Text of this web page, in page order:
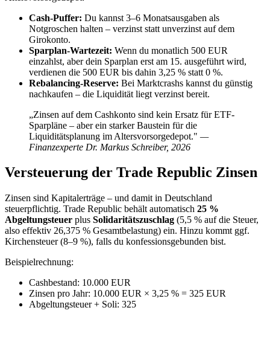
Cash-Puffer: Du kannst 3–6 Monatsausgaben als
Notgroschen halten – verzinst statt unverzinst auf dem
Girokonto.
Sparplan-Wartezeit: Wenn du monatlich 500 EUR
einzahlst, aber dein Sparplan erst am 15. ausgeführt wird,
verdienen die 500 EUR bis dahin 3,25 % statt 0 %.
Rebalancing-Reserve: Bei Marktcrashs kannst du günstig
nachkaufen – die Liquidität liegt verzinst bereit.
„Zinsen auf dem Cashkonto sind kein Ersatz für ETF-
Sparpläne – aber ein starker Baustein für die
Liquiditätsplanung im Altersvorsorgedepot." —
Finanzexperte Dr. Markus Schreiber, 2026
Versteuerung der Trade Republic Zinsen
Zinsen sind Kapitalerträge – und damit in Deutschland
steuerpflichtig. Trade Republic behält automatisch 25 %
Abgeltungsteuer plus Solidaritätszuschlag (5,5 % auf die Steuer,
also effektiv 26,375 % Gesamtbelastung) ein. Hinzu kommt ggf.
Kirchensteuer (8–9 %), falls du konfessionsgebunden bist.
Beispielrechnung:
Cashbestand: 10.000 EUR
Zinsen pro Jahr: 10.000 EUR × 3,25 % = 325 EUR
Abgeltungsteuer + Soli: 325